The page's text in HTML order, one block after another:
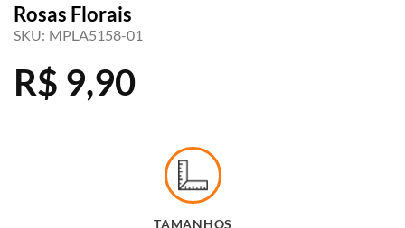
Rosas Florais
SKU: MPLA5158-01
R$ 9,90
TAMANHOS